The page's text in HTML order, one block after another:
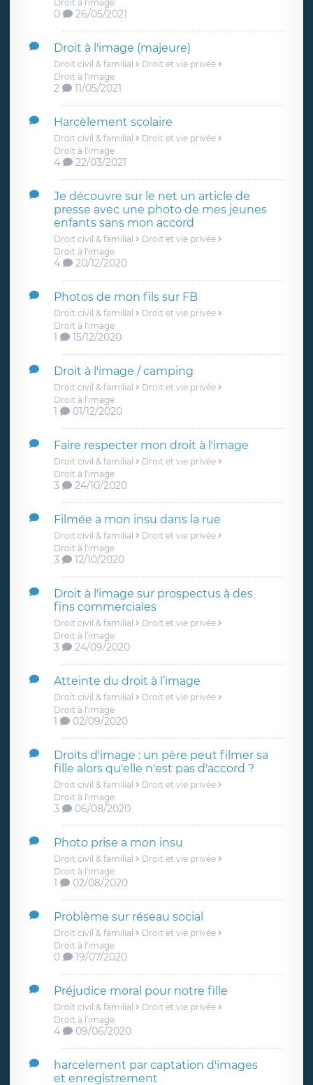
Droit à l'image
0 26/05/2021
Droit à l'image (majeure)
Droit civil & familial
Droit et vie privée
Droit à l'image
2 11/05/2021
Harcèlement scolaire
Droit civil & familial
Droit et vie privée
Droit à l'image
4 22/03/2021
Je découvre sur le net un article de
presse avec une photo de mes jeunes
enfants sans mon accord
Droit civil & familial
Droit et vie privée
Droit à l'image
4 20/12/2020
Photos de mon fils sur FB
Droit civil & familial
Droit et vie privée
Droit à l'image
1 15/12/2020
Droit à l'image / camping
Droit civil & familial
Droit et vie privée
Droit à l'image
1 01/12/2020
Faire respecter mon droit à l'image
Droit civil & familial
Droit et vie privée
Droit à l'image
3 24/10/2020
Filmée a mon insu dans la rue
Droit civil & familial
Droit et vie privée
Droit à l'image
3 12/10/2020
Droit à l'image sur prospectus à des
fins commerciales
Droit civil & familial
Droit et vie privée
Droit à l'image
3 24/09/2020
Atteinte du droit à l’image
Droit civil & familial
Droit et vie privée
Droit à l'image
1 02/09/2020
Droits d'image : un père peut filmer sa
fille alors qu'elle n'est pas d'accord ?
Droit civil & familial
Droit et vie privée
Droit à l'image
3 06/08/2020
Photo prise a mon insu
Droit civil & familial
Droit et vie privée
Droit à l'image
1 02/08/2020
Problème sur réseau social
Droit civil & familial
Droit et vie privée
Droit à l'image
0 19/07/2020
Préjudice moral pour notre fille
Droit civil & familial
Droit et vie privée
Droit à l'image
4 09/06/2020
harcelement par captation d'images
et enregistrement